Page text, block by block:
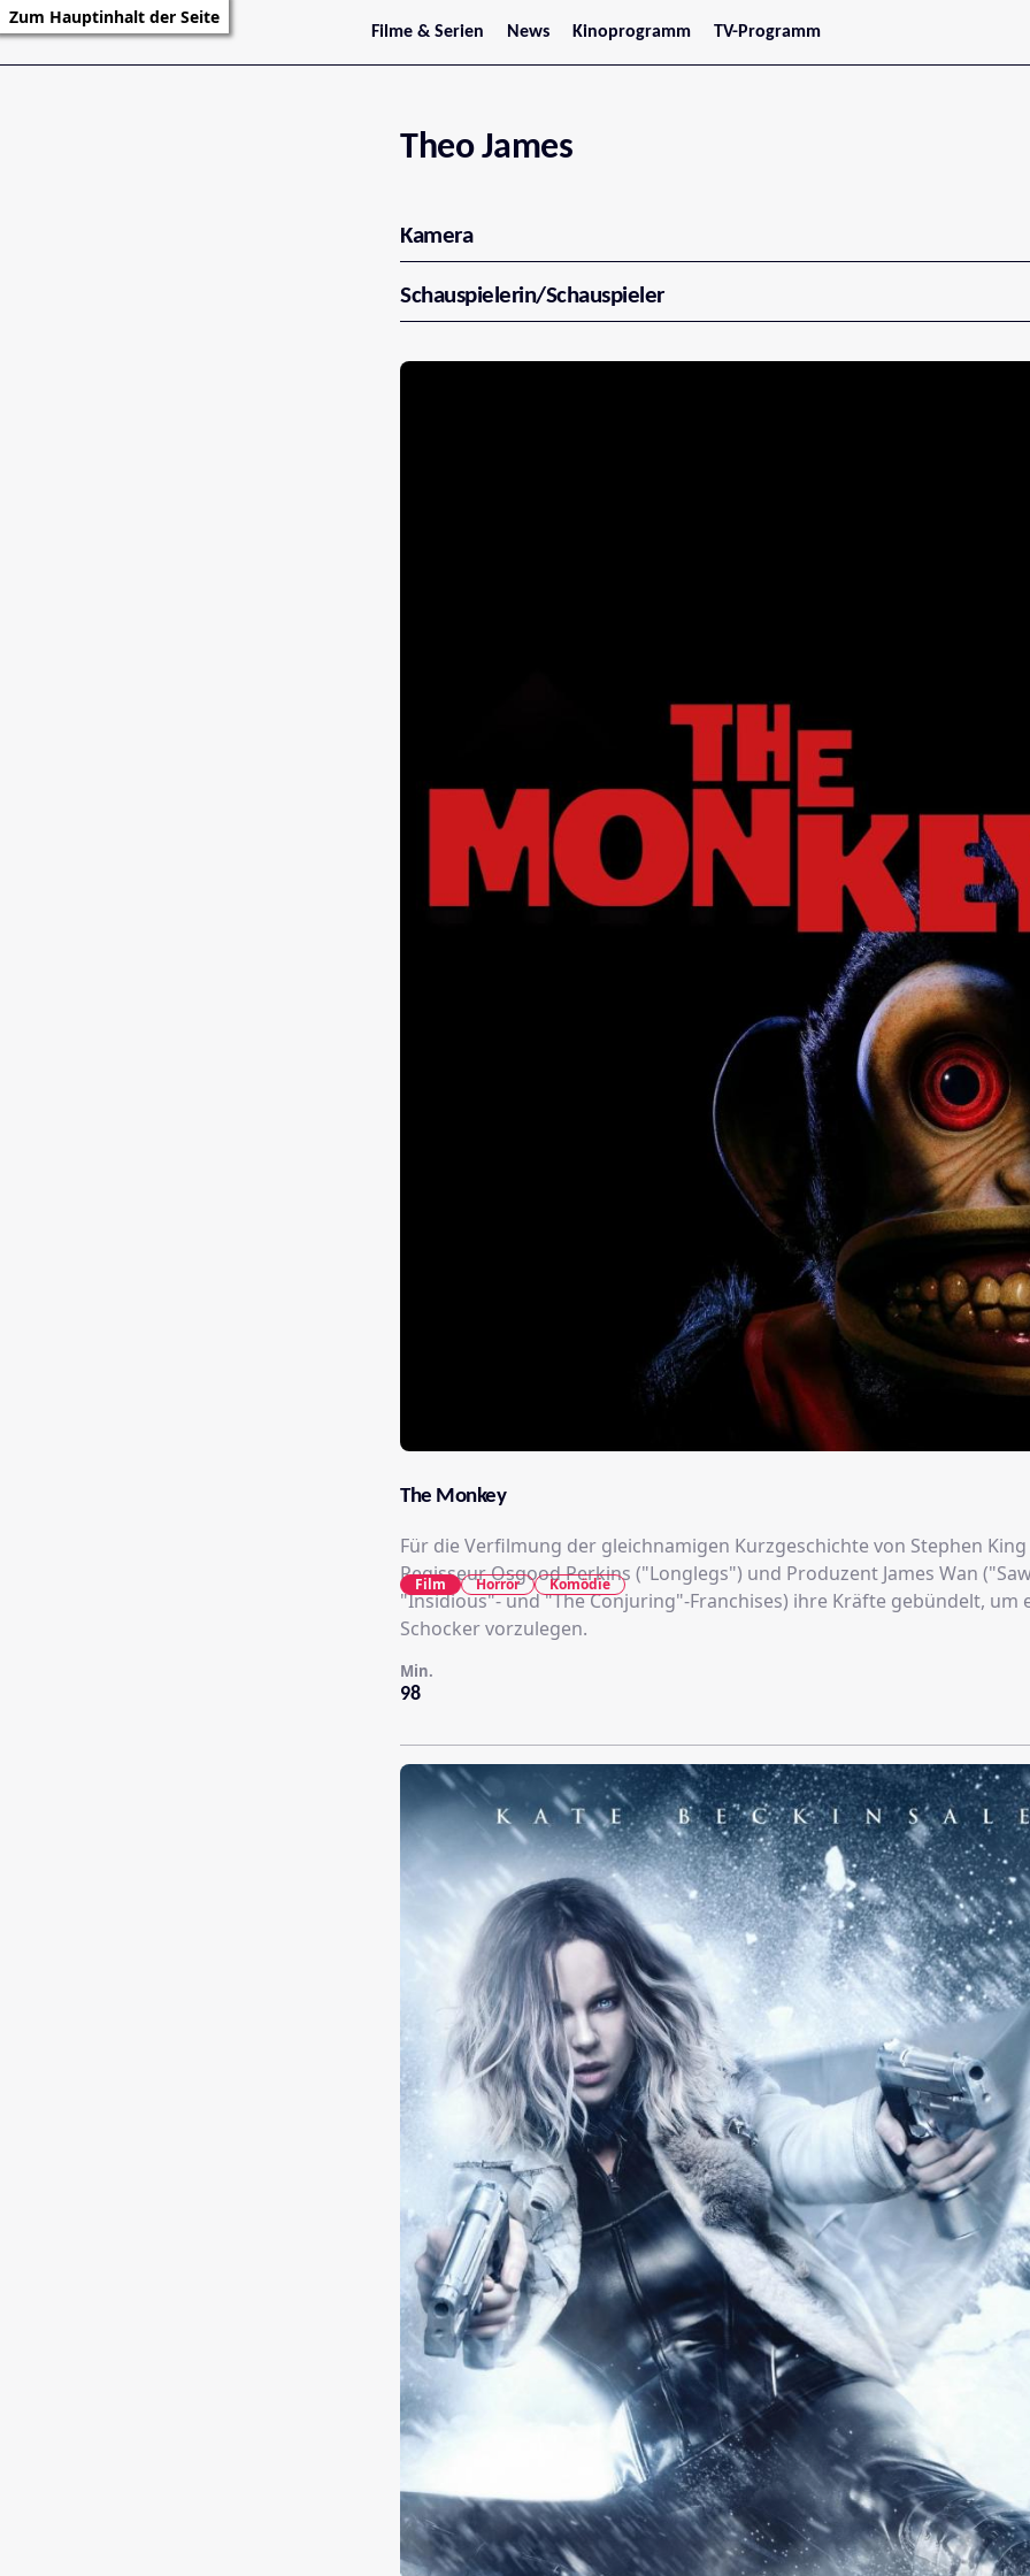
Zum Hauptinhalt der Seite
Filme & Serien
Trailer
Serienarchiv
News
Stars
Kinoprogramm
Jetzt im Kino
Tirol
Vorarlberg
TV-Programm
Theo James
Kamera
Schauspielerin/Schauspieler
The Monkey
Für die Verfilmung der gleichnamigen Kurzgeschichte von Stephen
Regisseur Osgood Perkins ("Longlegs") und Produzent James Wan
"Insidious"- und "The Conjuring"-Franchises) ihre Kräfte gebündelt, um
Schocker vorzulegen.
98
Min.
Film Horror Komödie